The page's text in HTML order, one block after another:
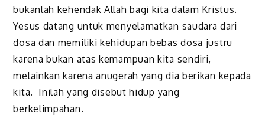
bukanlah kehendak Allah bagi kita dalam Kristus.
Yesus datang untuk menyelamatkan saudara dari
dosa dan memiliki kehidupan bebas dosa justru
karena bukan atas kemampuan kita sendiri,
melainkan karena anugerah yang dia berikan kepada
kita. Inilah yang disebut hidup yang
berkelimpahan.